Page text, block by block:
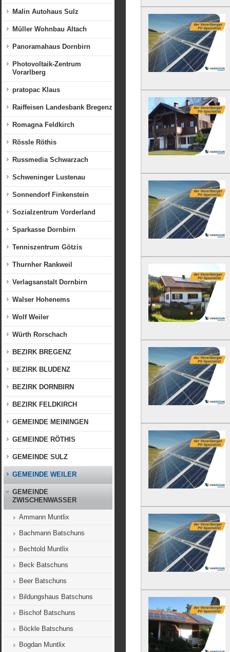
Malin Autohaus Sulz
Müller Wohnbau Altach
Panoramahaus Dornbirn
Photovoltaik-Zentrum
Vorarlberg
pratopac Klaus
Raiffeisen Landesbank Bregenz
Romagna Feldkirch
Rössle Röthis
Russmedia Schwarzach
Schweninger Lustenau
Sonnendorf Finkenstein
Sozialzentrum Vorderland
Sparkasse Dornbirn
Tenniszentrum Götzis
Thurnher Rankweil
Verlagsanstalt Dornbirn
Walser Hohenems
Wolf Weiler
Würth Rorschach
BEZIRK BREGENZ
BEZIRK BLUDENZ
BEZIRK DORNBIRN
BEZIRK FELDKIRCH
GEMEINDE MEININGEN
GEMEINDE RÖTHIS
GEMEINDE SULZ
GEMEINDE WEILER
GEMEINDE
ZWISCHENWASSER
Ammann Muntlix
Bachmann Batschuns
Bechtold Muntlix
Beck Batschuns
Beer Batschuns
Bildungshaus Batschuns
Bischof Batschuns
Böckle Batschuns
Bogdan Muntlix